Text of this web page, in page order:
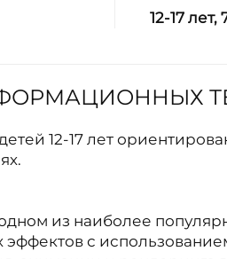
12-17 лет,
12-17 лет
из наиболее
с